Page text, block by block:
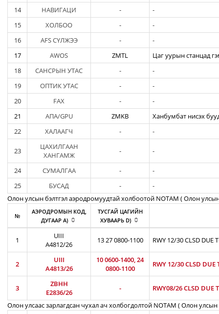
14 НАВИГАЦИ -
-
15
ХОЛБОО -
-
16
AFS СҮЛЖЭЭ -
-
17
AWOS ZMTL
Цаг уурын станцад
18
САНСРЫН УТАС -
-
19
ОПТИК УТАС -
-
20
FAX -
-
21
АПА/GPU ZMKB
Ханбумбат нисэх
22
ХАЛААГЧ - -
23
ЦАХИЛГААН
ХАНГАМЖ
- -
24 СУМАЛГАА -
-
25
БУСАД -
-
Олон улсын бэлтгэл аэродромуудтай холбоотой NOTAM ( Oлон
№
АЭРОДРОМЫН КОД,
ДУГААР A)
ТУСГАЙ ЦАГИЙН
ХУВААРЬ D)
1
UIII
A4812/26
13 27 0800-1100 RWY 12/30 CLSD DUE
2
UIII
A4813/26
10 0600-1400, 24
0800-1100
RWY 12/30 CLSD DUE
3
ZBHH
E2836/26
-
RWY08/26 CLSD DUE
Олон улсаас зарлагдсан чухал ач холбогдолтой NOTAM ( Олон улсын